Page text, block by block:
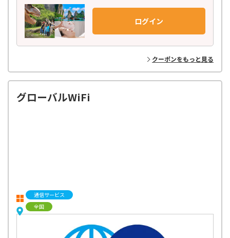
世界150ヶ国以上の地域を網羅し、21,000種類以上もの商品を掲載。
日本語での予約はもちろん、旅行前の相談から参加後のフォローまで、
お客様に寄り添ったきめ細やかなサポート体制で安心してご参加いただ
けます。
ベルトラのバイヤーが世界中を飛び回り、現地パートナーと
丁寧に作り上げた高品質のアクティビティだけをラインナップ！
お客様からのフィードバックをもとに、最新トレンドや
多種多様なニーズに応えるオリジナルプランを企画・開発し、お届けし
ています。
ログイン
クーポンをもっと見る
グローバルWiFi
通信サービス
全国